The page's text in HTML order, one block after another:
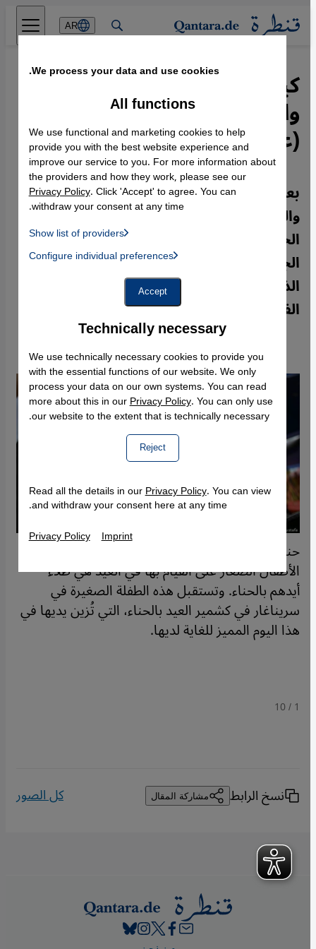
Direkt zum Inhalt springen
AR
كيف يحتفل المسلمون
والمسلمات في عيد الفطر
(عيد رمضان) حول العالم؟
بعد نهاية شهر رمضان يحتفل المسلمون
والمسلمات حول العالم بحلول عيد الفطر.
الحلويات بمختلف أنواعها والحناء والملابس
الجديدة من أبرز العادات المرافقة لهذا العيد،
الذي يجمع الأهل والأصدقاء وتسود فيه أجواء
الفرح.
حناء العيد: من بين أبرز العادات والتقاليد، التي دأب
الأطفال الصغار على القيام بها في العيد هي طلاء
أيدهم بالحناء. وتستقبل هذه الطفلة الصغيرة في
سريناغار في كشمير العيد بالحناء، التي تُزين يديها في
هذا اليوم المميز للغاية لديها.
1
/ 10
نسخ الرابط مشاركة المقال كل الصور
We process your data and use cookies.
Technically necessary
We use technically necessary cookies to provide you
with the essential functions of our website. We only
process your data on our own systems. You can read
more about this in ourPrivacy Policy. You can only use
our website to the extent that is technically necessary.
Reject
All functions
We use functional and marketing cookies to help
provide you with the best website experience and
improve our service to you. For more information about
the providers and how they work, please see our
Privacy Policy. Click 'Accept' to agree. You can
withdraw your consent at any time.
Show list of providers
Instagram Embed, Twitter Embed, Youtube Embed
Facebook Embed / Facebook Connect
Google Maps Embed
Configure individual preferences
Accept
Read all the details in ourPrivacy Policy. You can view
and withdraw your consent here at any time.
Privacy Policy Imprint